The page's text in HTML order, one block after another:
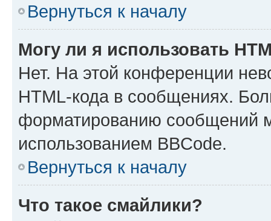
Вернуться к началу
Могу ли я использовать
Нет. На этой конференции
HTML-кода в сообщениях.
форматированию сообщений
использованием BBCode.
Вернуться к началу
Что такое смайлики?